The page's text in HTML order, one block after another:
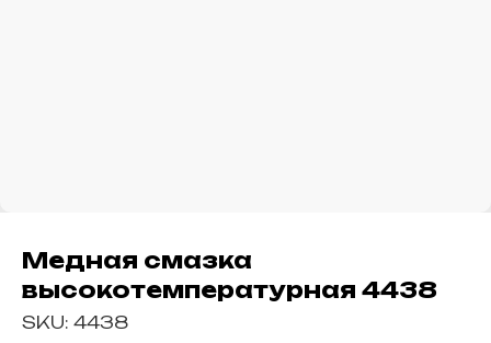
Медная смазка
высокотемпературная 4438
SKU: 4438